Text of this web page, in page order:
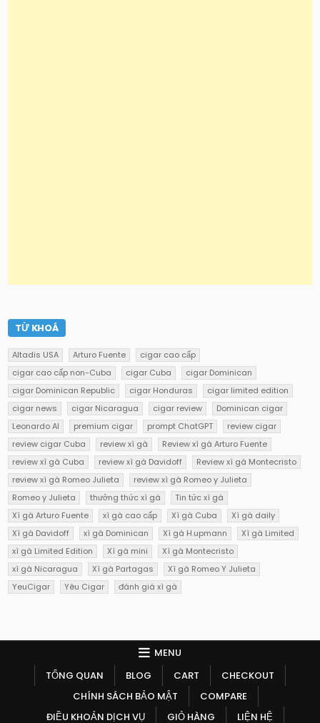
TỪ KHOÁ
Altadis USA Arturo Fuente
cigar cao cấp
cigar cao cấp non-Cuba
cigar Cuba
cigar Dominican
cigar Dominican Republic
cigar Honduras
cigar limited edition
cigar news
cigar Nicaragua cigar review
Dominican cigar
Leonardo AI
premium cigar prompt ChatGPT
review cigar
review cigar Cuba
review xì gà
Review xì gà Arturo Fuente
review xì gà Cuba
review xì gà Davidoff
Review xì gà Montecristo
review xì gà Romeo Julieta
review xì gà Romeo y Julieta
Romeo y Julieta
thưởng thức xì gà
Tin tức xì gà
Xì gà Arturo Fuente
xì gà cao cấp Xì gà Cuba
Xì gà daily
Xì gà Davidoff
xì gà Dominican Xì gà H.upmann
Xì gà Limited
xì gà Limited Edition
Xì gà mini
Xì gà Montecristo
xì gà Nicaragua
Xì gà Partagas
Xì gà Romeo Y Julieta
YeuCigar
Yêu Cigar đánh giá xì gà
MENU
TỔNG QUAN
BLOG CART
CHECKOUT
CHÍNH SÁCH BẢO MẬT
COMPARE
ĐIỀU KHOẢN DỊCH VỤ
GIỎ HÀNG LIỆN HỆ